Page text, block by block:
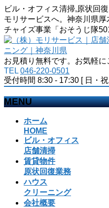
ビル・オフィス清掃,原状回
モリサービスへ。神奈川県
チャイズ事業「おそうじ隊
お見積り無料です。お気軽に
TEL 046-220-0501
受付時間 8:30 - 17:30 [ 日・
MENU
ホーム
HOME
ビル・オフィス
店舗清掃
賃貸物件
原状回復業務
ハウス
クリーニング
会社概要